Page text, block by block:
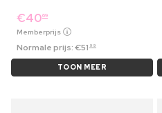
€4069
Memberprijs
Normale prijs:€51 99
TOON MEER